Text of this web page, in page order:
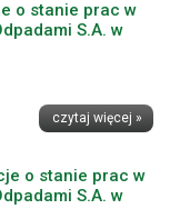
o stanie prac w
S.A. w
czytaj więcej »
o stanie prac w
S.A. w